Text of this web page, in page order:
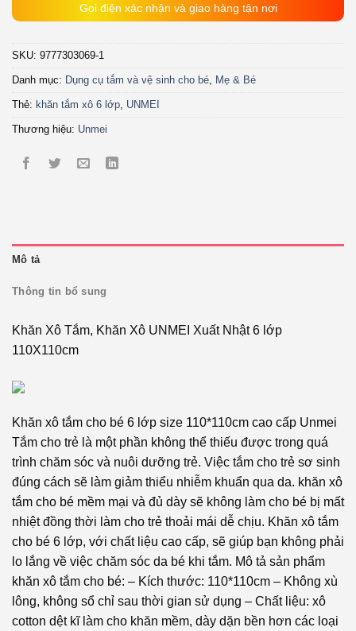
Gọi điện xác nhận và giao hàng tận nơi
SKU: 9777303069-1
Danh mục: Dụng cụ tắm và vệ sinh cho bé Mẹ & Bé
Thẻ: khăn tắm xô 6 lớp UNMEI
Thương hiệu: Unmei
Mô tả
Thông tin bổ sung
Khăn Xô Tắm, Khăn Xô UNMEI Xuất Nhật 6 lớp
110X110cm
Khăn xô tắm cho bé 6 lớp size 110*110cm cao cấp Unmei
Tắm cho trẻ là một phần không thể thiếu được trong quá
trình chăm sóc và nuôi dưỡng trẻ. Việc tắm cho trẻ sơ sinh
đúng cách sẽ làm giảm thiểu nhiễm khuẩn qua da. khăn xô
tắm cho bé mềm mại và đủ dày sẽ không làm cho bé bị mất
nhiệt đồng thời làm cho trẻ thoải mái dễ chịu. Khăn xô tắm
cho bé 6 lớp, với chất liệu cao cấp, sẽ giúp bạn không phải
lo lắng về việc chăm sóc da bé khi tắm. Mô tả sản phẩm
khăn xô tắm cho bé: – Kích thước: 110*110cm – Không xù
lông, không sổ chỉ sau thời gian sử dụng – Chất liệu: xô
cotton dệt kĩ làm cho khăn mềm, dày dặn bền hơn các loại